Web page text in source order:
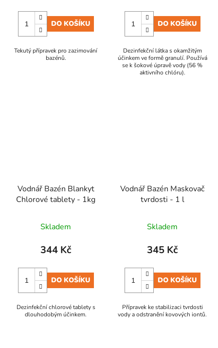
DO KOŠÍKU
Tekutý přípravek pro zazimování
bazénů.
DO KOŠÍKU
Dezinfekční látka s okamžitým
účinkem ve formě granulí. Používá
se k šokové úpravě vody (56 %
aktivního chlóru).
Vodnář Bazén Blankyt
Chlorové tablety - 1kg
Skladem
344 Kč
DO KOŠÍKU
Dezinfekční chlorové tablety s
dlouhodobým účinkem.
Vodnář Bazén Maskovač
tvrdosti - 1 l
Skladem
345 Kč
DO KOŠÍKU
Přípravek ke stabilizaci tvrdosti
vody a odstranění kovových iontů.